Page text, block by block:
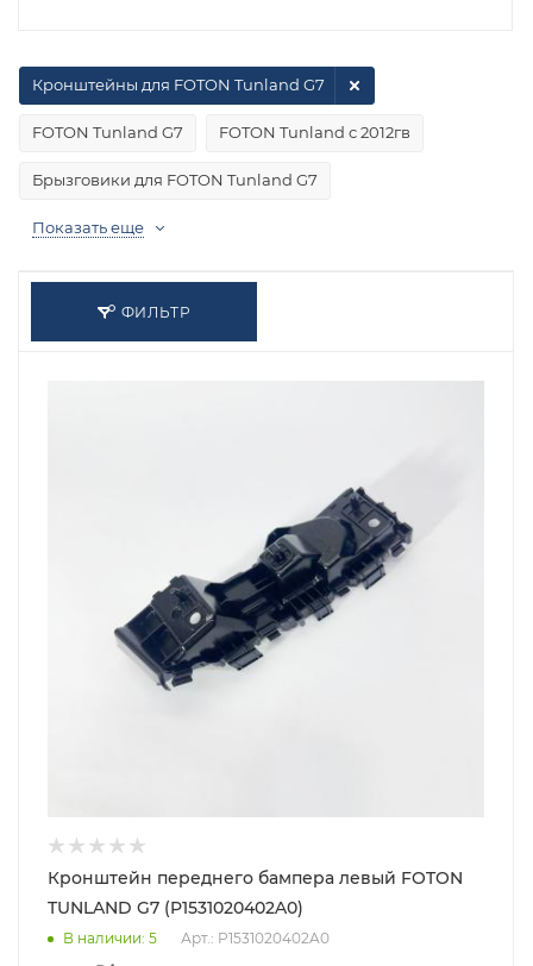
FOTON Tunland G7 FOTON Tunland с 2012гв
Брызговики для FOTON Tunland G7
Кронштейны для FOTON Tunland G7
Показать еще
ФИЛЬТР
Кронштейн переднего бампера левый FOTON
TUNLAND G7 (P1531020402A0)
В наличии: 5 Арт.: P1531020402A0